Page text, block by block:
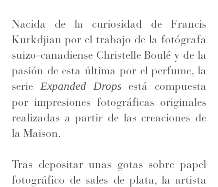
Nacida de la curiosidad de Francis
Kurkdjian por el trabajo de la fotógrafa
suizo-canadiense Christelle Boulé y de la
pasión de esta última por el perfume, la
serie Expanded Drops está compuesta
por impresiones fotográficas originales
realizadas a partir de las creaciones de
la Maison.
Tras depositar unas gotas sobre papel
fotográfico de sales de plata, la artista